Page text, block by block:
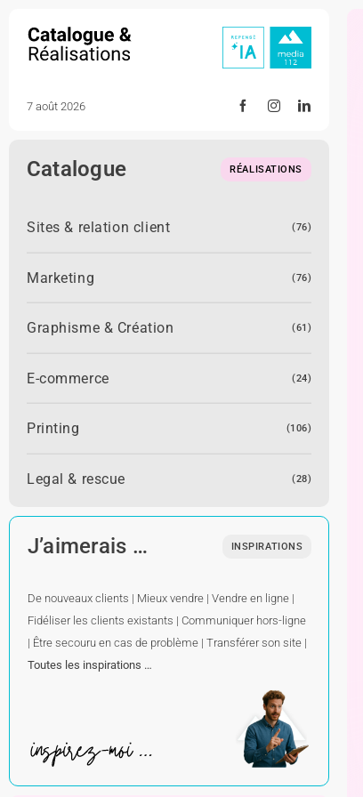
content
7 août 2026
Catalogue RÉALISATIONS
Sites & relation client (76)
Marketing (76)
Graphisme & Création (61)
E-commerce (24)
Printing (106)
Legal & rescue (28)
J’aimerais … INSPIRATIONS
De nouveaux clients | Mieux vendre | Vendre en ligne |
Fidéliser les clients existants | Communiquer hors-ligne
| Être secouru en cas de problème | Transférer son site |
Toutes les inspirations …